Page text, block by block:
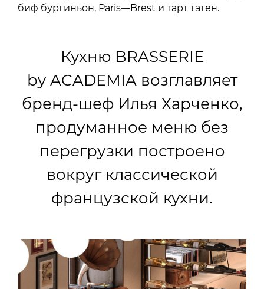
биф бургиньон, Paris—Brest и тарт татен.
Кухню BRASSERIE
by ACADEMIA возглавляет
бренд-шеф Илья Харченко,
продуманное меню без
перегрузки построено
вокруг классической
французской кухни.